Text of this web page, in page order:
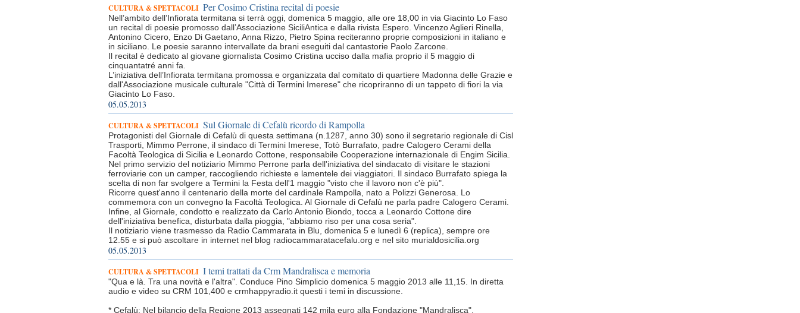
CULTURA & SPETTACOLI Per Cosimo Cristina recital di poesie
Nell’ambito dell’Infiorata termitana si terrà oggi, domenica 5 maggio, alle ore 18,00 in via Giacinto Lo Faso
un recital di poesie promosso dall’Associazione SiciliAntica e dalla rivista Espero. Vincenzo Aglieri Rinella,
Antonino Cicero, Enzo Di Gaetano, Anna Rizzo, Pietro Spina reciteranno proprie composizioni in italiano e
in siciliano. Le poesie saranno intervallate da brani eseguiti dal cantastorie Paolo Zarcone.
Il recital è dedicato al giovane giornalista Cosimo Cristina ucciso dalla mafia proprio il 5 maggio di
cinquantatré anni fa.
L’iniziativa dell’Infiorata termitana promossa e organizzata dal comitato di quartiere Madonna delle Grazie e
dall'Associazione musicale culturale "Città di Termini Imerese" che ricopriranno di un tappeto di fiori la via
Giacinto Lo Faso.
05.05.2013
CULTURA & SPETTACOLI Sul Giornale di Cefalù ricordo di Rampolla
Protagonisti del Giornale di Cefalù di questa settimana (n.1287, anno 30) sono il segretario regionale di Cisl
Trasporti, Mimmo Perrone, il sindaco di Termini Imerese, Totò Burrafato, padre Calogero Cerami della
Facoltà Teologica di Sicilia e Leonardo Cottone, responsabile Cooperazione internazionale di Engim Sicilia.
Nel primo servizio del notiziario Mimmo Perrone parla dell'iniziativa del sindacato di visitare le stazioni
ferroviarie con un camper, raccogliendo richieste e lamentele dei viaggiatori. Il sindaco Burrafato spiega la
scelta di non far svolgere a Termini la Festa dell'1 maggio "visto che il lavoro non c'è più".
Ricorre quest'anno il centenario della morte del cardinale Rampolla, nato a Polizzi Generosa. Lo
commemora con un convegno la Facoltà Teologica. Al Giornale di Cefalù ne parla padre Calogero Cerami.
Infine, al Giornale, condotto e realizzato da Carlo Antonio Biondo, tocca a Leonardo Cottone dire
dell'iniziativa benefica, disturbata dalla pioggia, "abbiamo riso per una cosa seria".
Il notiziario viene trasmesso da Radio Cammarata in Blu, domenica 5 e lunedì 6 (replica), sempre ore
12.55 e si può ascoltare in internet nel blog radiocammaratacefalu.org e nel sito murialdosicilia.org
05.05.2013
CULTURA & SPETTACOLI I temi trattati da Crm Mandralisca e memoria
"Qua e là. Tra una novità e l'altra". Conduce Pino Simplicio domenica 5 maggio 2013 alle 11,15. In diretta
audio e video su CRM 101,400 e crmhappyradio.it questi i temi in discussione.
* Cefalù: Nel bilancio della Regione 2013 assegnati 142 mila euro alla Fondazione "Mandralisca".